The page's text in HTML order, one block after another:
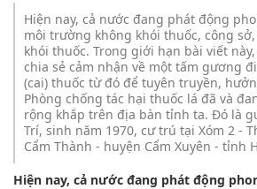
Hiện nay, cả nước đang phát động
môi trường không khói thuốc, công
khói thuốc. Trong giới hạn bài viết
chia sẻ cảm nhận về một tấm gương
(cai) thuốc từ đó để tuyên truyền,
Phòng chống tác hại thuốc lá đã và
rộng khắp trên địa bàn tỉnh ta. Đó là
Trí, sinh năm 1970, cư trú tại Xóm 2 -
Cẩm Thành - huyện Cẩm Xuyên - tỉnh
Hiện nay, cả nước đang phát động